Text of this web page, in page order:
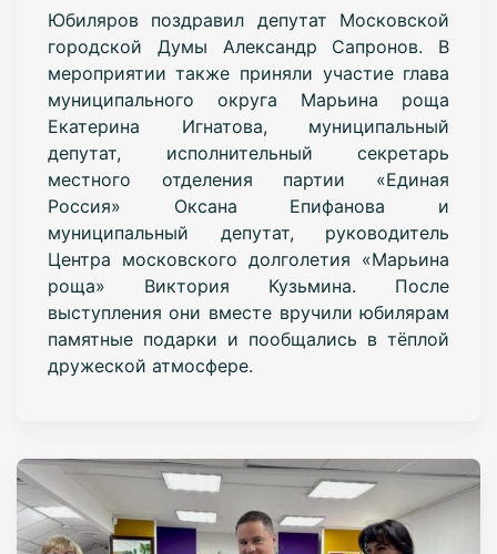
Юбиляров поздравил депутат Московской
городской Думы Александр Сапронов. В
мероприятии также приняли участие глава
муниципального округа Марьина роща
Екатерина Игнатова, муниципальный
депутат, исполнительный секретарь
местного отделения партии «Единая
Россия» Оксана Епифанова и
муниципальный депутат, руководитель
Центра московского долголетия «Марьина
роща» Виктория Кузьмина. После
выступления они вместе вручили юбилярам
памятные подарки и пообщались в тёплой
дружеской атмосфере.